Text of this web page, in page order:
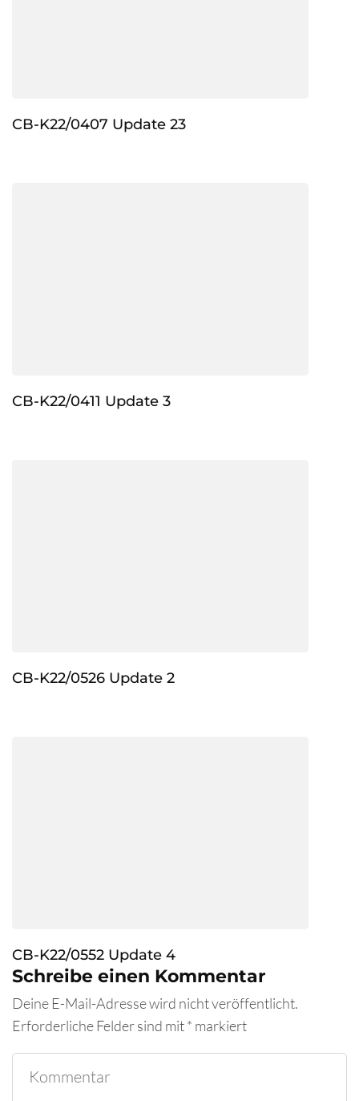
CB-K22/0407 Update 23
CB-K22/0411 Update 3
CB-K22/0526 Update 2
CB-K22/0552 Update 4
Schreibe einen Kommentar
Deine E-Mail-Adresse wird nicht veröffentlicht.
Erforderliche Felder sind mit* markiert